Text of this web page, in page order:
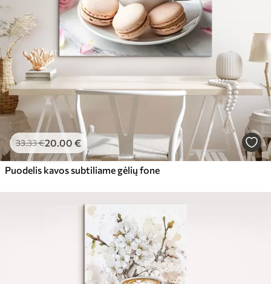
33.33€20.00 €
Puodelis kavos subtiliame gėlių fone